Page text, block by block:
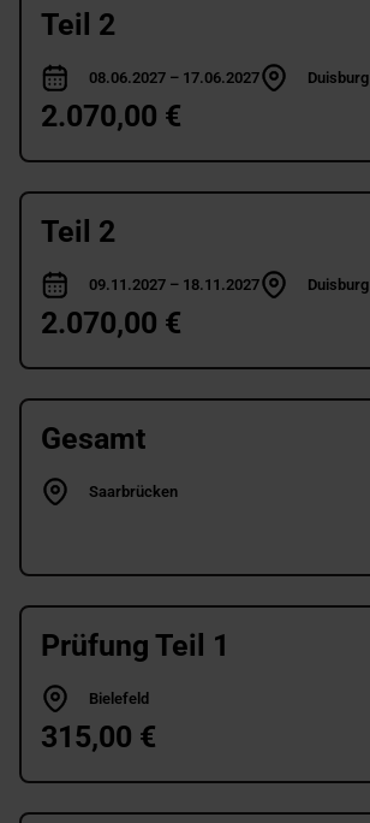
Teil 2
08.06.2027 – 17.06.2027 Duisburg
2.070,00 €
Teil 2
09.11.2027 – 18.11.2027 Duisburg
2.070,00 €
Gesamt
Saarbrücken
Prüfung Teil 1
Bielefeld
315,00 €